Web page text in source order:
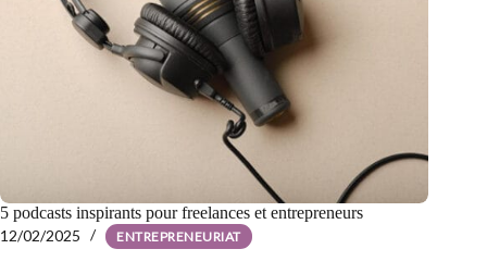
5 podcasts inspirants pour freelances et entrepreneurs
12/02/2025
ENTREPRENEURIAT